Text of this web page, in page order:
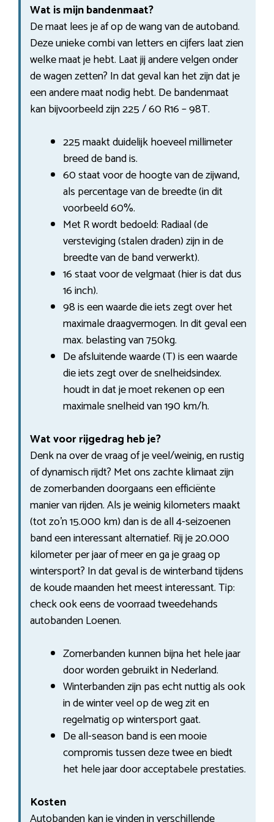
Wat is mijn bandenmaat?
De maat lees je af op de wang van de autoband.
Deze unieke combi van letters en cijfers laat zien
welke maat je hebt. Laat jij andere velgen onder
de wagen zetten? In dat geval kan het zijn dat je
een andere maat nodig hebt. De bandenmaat
kan bijvoorbeeld zijn 225 / 60 R16 – 98T.
225 maakt duidelijk hoeveel millimeter
breed de band is.
60 staat voor de hoogte van de zijwand,
als percentage van de breedte (in dit
voorbeeld 60%.
Met R wordt bedoeld: Radiaal (de
versteviging (stalen draden) zijn in de
breedte van de band verwerkt).
16 staat voor de velgmaat (hier is dat dus
16 inch).
98 is een waarde die iets zegt over het
maximale draagvermogen. In dit geval een
max. belasting van 750kg.
De afsluitende waarde (T) is een waarde
die iets zegt over de snelheidsindex.
houdt in dat je moet rekenen op een
maximale snelheid van 190 km/h.
Wat voor rijgedrag heb je?
Denk na over de vraag of je veel/weinig, en rustig
of dynamisch rijdt? Met ons zachte klimaat zijn
de zomerbanden doorgaans een efficiënte
manier van rijden. Als je weinig kilometers maakt
(tot zo’n 15.000 km) dan is de all 4-seizoenen
band een interessant alternatief. Rij je 20.000
kilometer per jaar of meer en ga je graag op
wintersport? In dat geval is de winterband tijdens
de koude maanden het meest interessant. Tip:
check ook eens de voorraad tweedehands
autobanden Loenen.
Zomerbanden kunnen bijna het hele jaar
door worden gebruikt in Nederland.
Winterbanden zijn pas echt nuttig als ook
in de winter veel op de weg zit en
regelmatig op wintersport gaat.
De all-season band is een mooie
compromis tussen deze twee en biedt
het hele jaar door acceptabele prestaties.
Kosten